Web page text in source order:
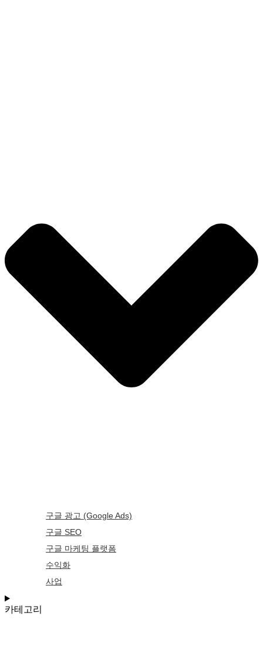
구글 광고 (Google Ads)
구글 SEO
구글 마케팅 플랫폼
수익화
사업
카테고리